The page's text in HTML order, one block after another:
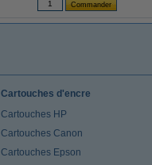
Cartouches d'encre
Cartouches HP
Cartouches Canon
Cartouches Epson